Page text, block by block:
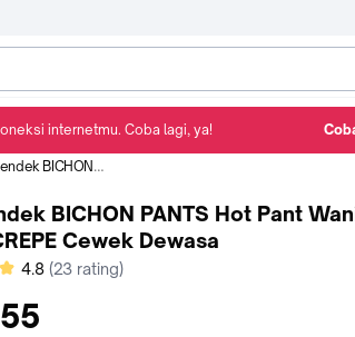
Pant Wanita Imut MOSCREPE Cewek Dewasa
BICHON PANTS Hot Pant
Cewek Dewasa
bintang
4.8 (23 rating)
internetmu. Coba lagi, ya!